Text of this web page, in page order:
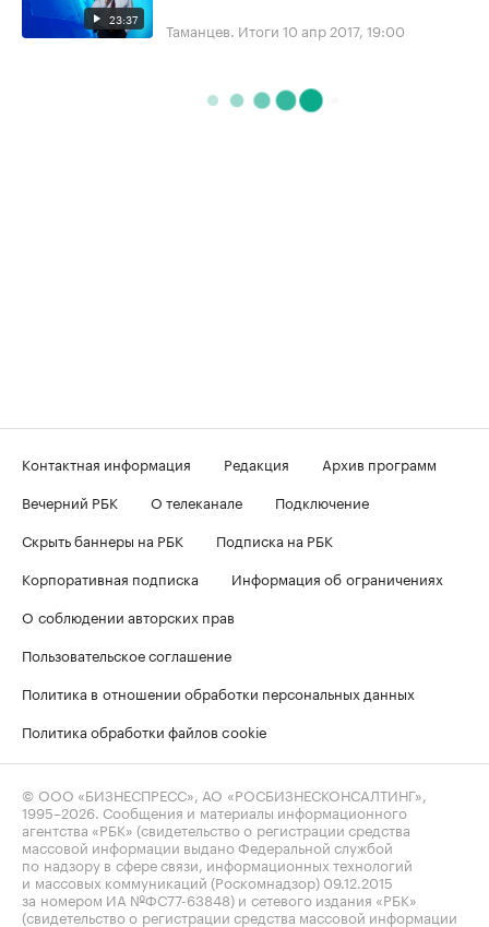
23:37 Таманцев. Итоги 10 апр 2017, 19:00
Контактная информация Редакция
Архив программ
Вечерний РБК
О телеканале
Подключение
Скрыть баннеры на РБК
Подписка на РБК
Корпоративная подписка
Информация об ограничениях
О соблюдении авторских прав
Пользовательское соглашение
Политика в отношении обработки персональных данных
Политика обработки файлов cookie
© ООО «БИЗНЕСПРЕСС», АО «РОСБИЗНЕСКОНСАЛТИНГ»,
1995–2026 . Сообщения и материалы информационного
агентства «РБК» (свидетельство о регистрации средства
массовой информации выдано Федеральной службой
по надзору в сфере связи, информационных технологий
и массовых коммуникаций (Роскомнадзор) 09.12.2015
за номером ИА №ФС77-63848) и сетевого издания «РБК»
(свидетельство о регистрации средства массовой информации